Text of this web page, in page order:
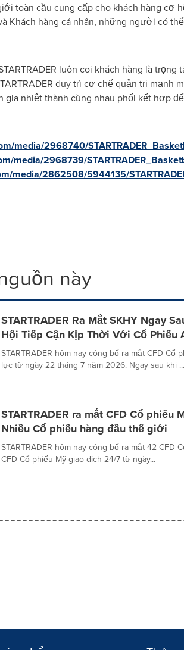
toàn cầu cung cấp cho khách hàng
Khách hàng cá nhân, những người có
luôn coi khách hàng là
duy trì cơ chế quản trị
gia nhiệt thành cùng nhau phối kết hợp
media/2968740/
media/2968739/
media/2862508/5944135/
này
STARTRADER Ra Mắt SKHY Ngay
Hội Tiếp Cận Kịp Thời Với Cổ Phiếu
STARTRADER hôm nay công bố ra mắt CFD Cổ
lực từ ngày 22 tháng 7 năm 2026. Ngay sau khi ...
STARTRADER ra mắt CFD Cổ
Nhiều Cổ phiếu hàng đầu thế giới
STARTRADER hôm nay công bố ra mắt 42
CFD Cổ phiếu Mỹ giao dịch 24/7 từ ngày...